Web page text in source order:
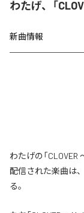
わたげ、「
新曲情報
わたげの「
配信された楽曲は、
る。